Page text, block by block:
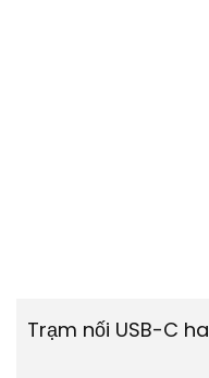
Trạm nối USB-C